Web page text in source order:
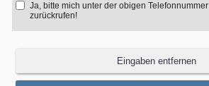
Ja, bitte mich unter der obigen Telefonnummer
zurückrufen!